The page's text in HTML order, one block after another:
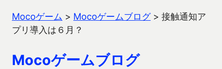
Mocoゲーム > Mocoゲームブログ> 接触通知ア
プリ導入は６月？
Mocoゲームブログ